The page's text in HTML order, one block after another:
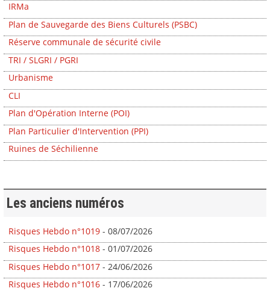
IRMa
Plan de Sauvegarde des Biens Culturels (PSBC)
Réserve communale de sécurité civile
TRI / SLGRI / PGRI
Urbanisme
CLI
Plan d'Opération Interne (POI)
Plan Particulier d'Intervention (PPI)
Ruines de Séchilienne
Les anciens numéros
Risques Hebdo n°1019 - 08/07/2026
Risques Hebdo n°1018 - 01/07/2026
Risques Hebdo n°1017 - 24/06/2026
Risques Hebdo n°1016 - 17/06/2026